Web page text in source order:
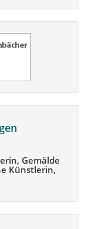
Gemälde
Künstlerin,